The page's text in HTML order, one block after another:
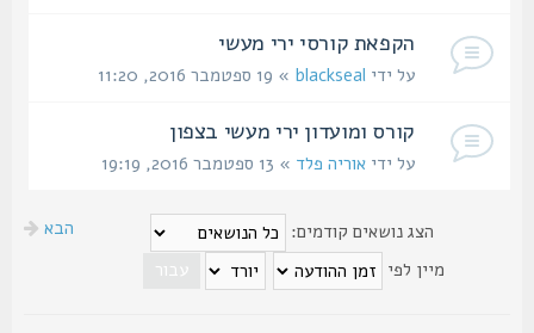
הקפאת קורסי ירי מעשי
על ידיblackseal» 19 ספטמבר 2016, 11:20
קורס ומועדון ירי מעשי בצפון
על ידיאוריה פלד» 13 ספטמבר 2016, 19:19
הצג נושאים קודמים:
מיין לפי